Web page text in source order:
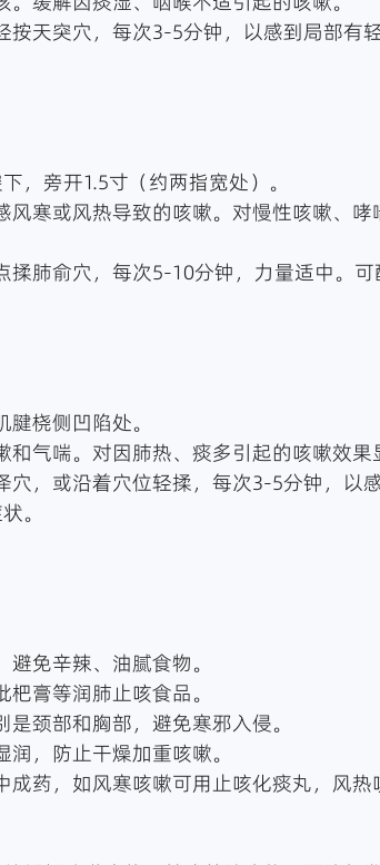
下，旁开1.5寸（约两指宽处）。
腱桡侧凹陷处。
和气喘。对因肺热、痰多引起的咳嗽效果
。
避免辛辣、油腻食物。
杷膏等润肺止咳食品。
是颈部和胸部，避免寒邪入侵。
润，防止干燥加重咳嗽。